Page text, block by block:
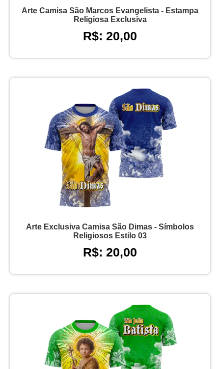
Arte Camisa São Marcos Evangelista - Estampa
Religiosa Exclusiva
R$: 20,00
Arte Exclusiva Camisa São Dimas - Símbolos
Religiosos Estilo 03
R$: 20,00